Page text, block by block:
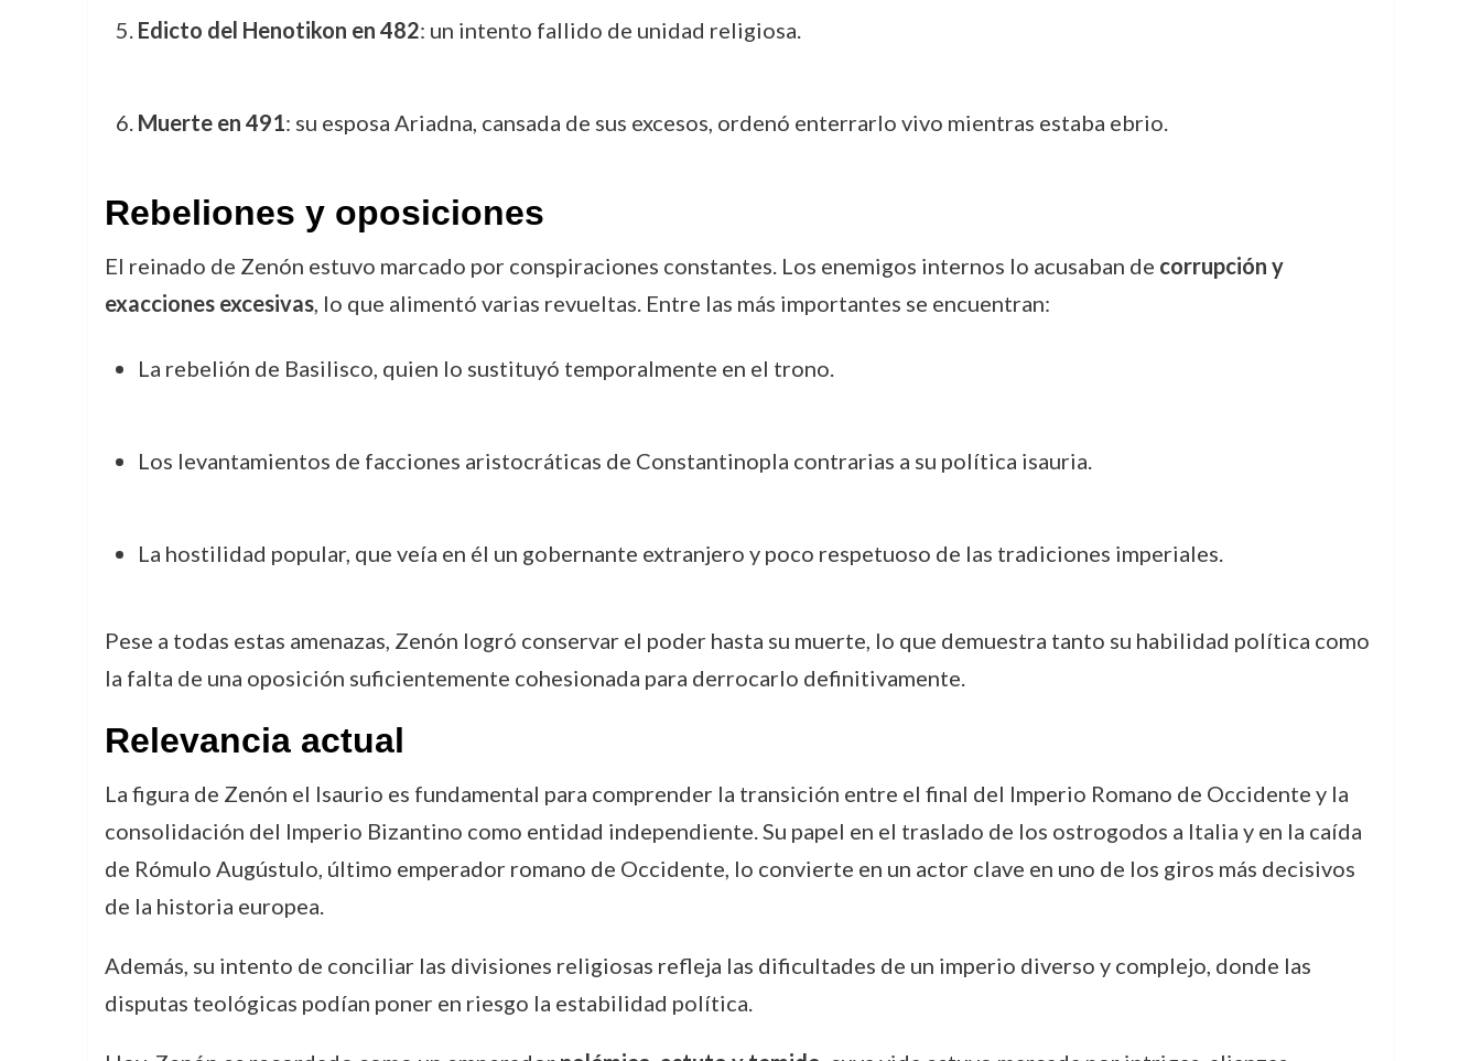
Edicto del Henotikon en 482: un intento fallido de unidad religiosa.
Muerte en 491: su esposa Ariadna, cansada de sus excesos, ordenó enterrarlo vivo mientras estaba ebrio.
Rebeliones y oposiciones
El reinado de Zenón estuvo marcado por conspiraciones constantes. Los enemigos internos lo acusaban de corrupción y
exacciones excesivas, lo que alimentó varias revueltas. Entre las más importantes se encuentran:
La rebelión de Basilisco, quien lo sustituyó temporalmente en el trono.
Los levantamientos de facciones aristocráticas de Constantinopla contrarias a su política isauria.
La hostilidad popular, que veía en él un gobernante extranjero y poco respetuoso de las tradiciones imperiales.
Pese a todas estas amenazas, Zenón logró conservar el poder hasta su muerte, lo que demuestra tanto su habilidad política como
la falta de una oposición suficientemente cohesionada para derrocarlo definitivamente.
Relevancia actual
La figura de Zenón el Isaurio es fundamental para comprender la transición entre el final del Imperio Romano de Occidente y la
consolidación del Imperio Bizantino como entidad independiente. Su papel en el traslado de los ostrogodos a Italia y en la caída
de Rómulo Augústulo, último emperador romano de Occidente, lo convierte en un actor clave en uno de los giros más decisivos
de la historia europea.
Además, su intento de conciliar las divisiones religiosas refleja las dificultades de un imperio diverso y complejo, donde las
disputas teológicas podían poner en riesgo la estabilidad política.